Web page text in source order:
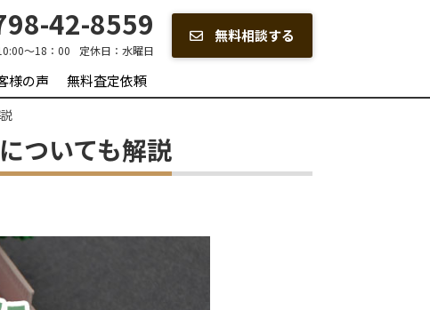
42-8559
～18：00 定休日： 水曜日
無料相談する
様の声 無料査定依頼
ついても解説